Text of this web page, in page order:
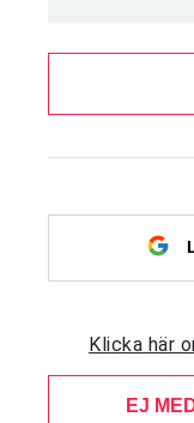
Klicka här
EJ